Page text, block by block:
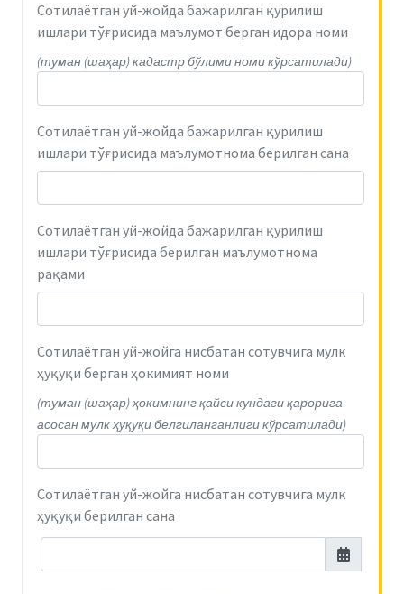
Сотилаётган уй-жойда бажарилган қурилиш
ишлари тўғрисида маълумот берган идора номи
(туман (шаҳар) кадастр бўлими номи кўрсатилади)
Сотилаётган уй-жойда бажарилган қурилиш
ишлари тўғрисида маълумотнома берилган сана
Сотилаётган уй-жойда бажарилган қурилиш
ишлари тўғрисида берилган маълумотнома
рақами
Сотилаётган уй-жойга нисбатан сотувчига мулк
ҳуқуқи берган ҳокимият номи
(туман (шаҳар) ҳокимнинг қайси кундаги қарорига
асосан мулк ҳуқуқи белгиланганлиги кўрсатилади)
Сотилаётган уй-жойга нисбатан сотувчига мулк
ҳуқуқи берилган сана